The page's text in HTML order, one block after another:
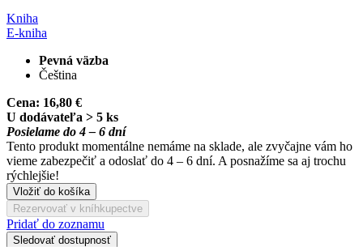
Kniha
E-kniha
Pevná väzba
Čeština
Cena: 16,80 €
U dodávateľa > 5 ks
Posielame do 4 – 6 dní
Tento produkt momentálne nemáme na sklade, ale zvyčajne vám ho
vieme zabezpečiť a odoslať do 4 – 6 dní. A posnažíme sa aj trochu
rýchlejšie!
Vložiť do košíka
Rezervovať v kníhkupectve
Pridať do zoznamu
Sledovať dostupnosť